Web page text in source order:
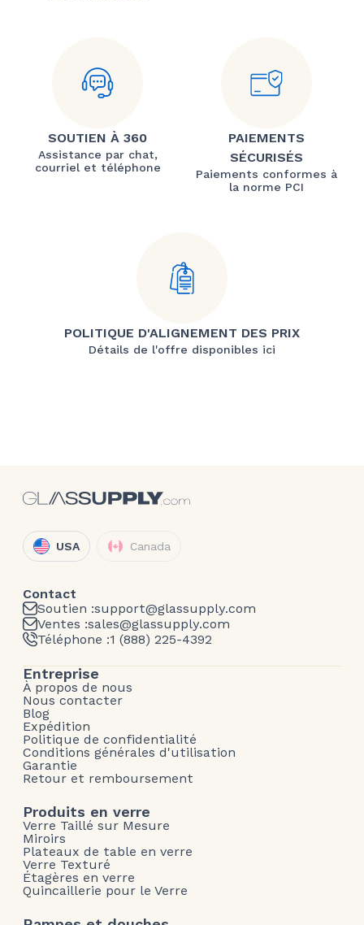
SOUTIEN À 360
Assistance par chat,
courriel et téléphone
PAIEMENTS
SÉCURISÉS
Paiements conformes à
la norme PCI
POLITIQUE D'ALIGNEMENT DES PRIX
Détails de l'offre disponibles ici
USA Canada
Contact
Soutien :support@glassupply.com
Ventes :sales@glassupply.com
Téléphone :1 (888) 225-4392
Entreprise
À propos de nous
Nous contacter
Blog
Expédition
Politique de confidentialité
Conditions générales d'utilisation
Garantie
Retour et remboursement
Produits en verre
Verre Taillé sur Mesure
Miroirs
Plateaux de table en verre
Verre Texturé
Étagères en verre
Quincaillerie pour le Verre